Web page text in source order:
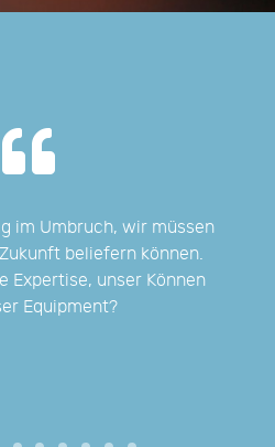
im Umbruch, wir müssen
beliefern können.
Expertise, unser Können
Equipment?